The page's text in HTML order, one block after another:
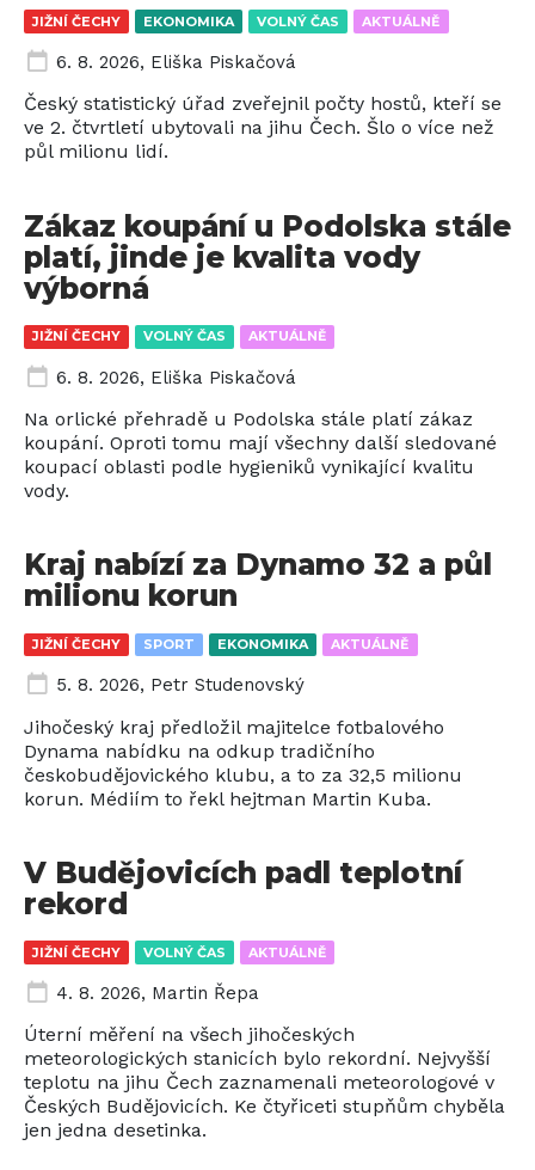
JIŽNÍ ČECHY EKONOMIKA VOLNÝ ČAS AKTUÁLNĚ
6. 8. 2026, Eliška Piskačová
Český statistický úřad zveřejnil počty hostů, kteří se
ve 2. čtvrtletí ubytovali na jihu Čech. Šlo o více než
půl milionu lidí.
JIŽNÍ ČECHY VOLNÝ ČAS AKTUÁLNĚ
Zákaz koupání u Podolska stále
platí, jinde je kvalita vody
výborná
6. 8. 2026, Eliška Piskačová
Na orlické přehradě u Podolska stále platí zákaz
koupání. Oproti tomu mají všechny další sledované
koupací oblasti podle hygieniků vynikající kvalitu
vody.
JIŽNÍ ČECHY SPORT EKONOMIKA AKTUÁLNĚ
Kraj nabízí za Dynamo 32 a půl
milionu korun
5. 8. 2026, Petr Studenovský
Jihočeský kraj předložil majitelce fotbalového
Dynama nabídku na odkup tradičního
českobudějovického klubu, a to za 32,5 milionu
korun. Médiím to řekl hejtman Martin Kuba.
JIŽNÍ ČECHY VOLNÝ ČAS AKTUÁLNĚ
V Budějovicích padl teplotní
rekord
4. 8. 2026, Martin Řepa
Úterní měření na všech jihočeských
meteorologických stanicích bylo rekordní. Nejvyšší
teplotu na jihu Čech zaznamenali meteorologové v
Českých Budějovicích. Ke čtyřiceti stupňům chyběla
jen jedna desetinka.